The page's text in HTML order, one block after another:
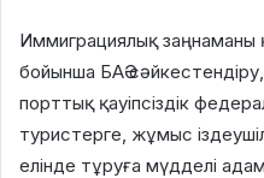
Иммиграциялық заңнаманы
бойынша БАӘ
порттық қауіпсіздік
туристерге, жұмыс
елінде тұруға мүдделі